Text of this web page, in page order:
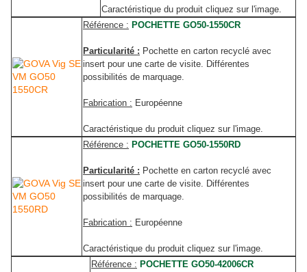
Caractéristique du produit cliquez sur l'image.
Référence : POCHETTE GO50-1550CR
Particularité : Pochette en carton recyclé avec
insert pour une carte de visite. Différentes
possibilités de marquage.
Fabrication : Européenne
Caractéristique du produit cliquez sur l'image.
Référence : POCHETTE GO50-1550RD
Particularité : Pochette en carton recyclé avec
insert pour une carte de visite. Différentes
possibilités de marquage.
Fabrication : Européenne
Caractéristique du produit cliquez sur l'image.
Référence : POCHETTE GO50-42006CR